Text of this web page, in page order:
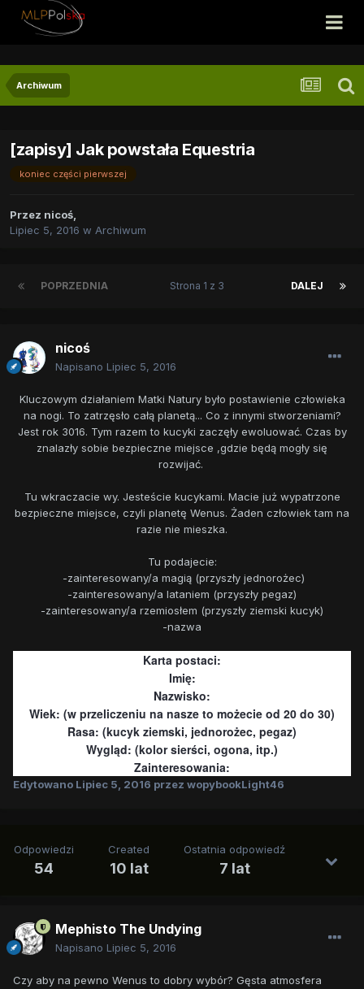
Archiwum
[zapisy] Jak powstała Equestria
koniec części pierwszej
Przez nicoś,
Lipiec 5, 2016 w Archiwum
POPRZEDNIA DALEJ
Strona 1 z 3
nicoś
Napisano Lipiec 5, 2016
Kluczowym działaniem Matki Natury było postawienie człowieka
na nogi. To zatrzęsło całą planetą... Co z innymi stworzeniami?
Jest rok 3016. Tym razem to kucyki zaczęły ewoluować. Czas by
znalazły sobie bezpieczne miejsce ,gdzie będą mogły się
rozwijać.
Tu wkraczacie wy. Jesteście kucykami. Macie już wypatrzone
bezpieczne miejsce, czyli planetę Wenus. Żaden człowiek tam na
razie nie mieszka.
Tu podajecie:
-zainteresowany/a magią (przyszły jednorożec)
-zainteresowany/a lataniem (przyszły pegaz)
-zainteresowany/a rzemiosłem (przyszły ziemski kucyk)
-nazwa
Karta postaci:
Imię:
Nazwisko:
Wiek: (w przeliczeniu na nasze to możecie od 20 do 30)
Rasa: (kucyk ziemski, jednorożec, pegaz)
Wygląd: (kolor sierści, ogona, itp.)
Zainteresowania:
Edytowano Lipiec 5, 2016 przez wopybookLight46
Odpowiedzi
54
Created
10 lat
Ostatnia odpowiedź
7 lat
Mephisto The Undying
Napisano Lipiec 5, 2016
Czy aby na pewno Wenus to dobry wybór? Gęsta atmosfera